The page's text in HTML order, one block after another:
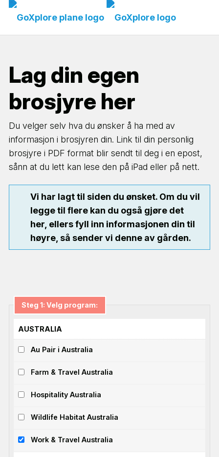
Lag din egen
brosjyre her
Du velger selv hva du ønsker å ha med av
informasjon i brosjyren din. Link til din personlig
brosjyre i PDF format blir sendt til deg i en epost,
sånn at du lett kan lese den på iPad eller på nett.
Vi har lagt til siden du ønsket. Om du vil
legge til flere kan du også gjøre det
her, ellers fyll inn informasjonen din til
høyre, så sender vi denne av gården.
Steg 1: Velg program:
AUSTRALIA
Au Pair i Australia
Farm & Travel Australia
Hospitality Australia
Wildlife Habitat Australia
Work & Travel Australia